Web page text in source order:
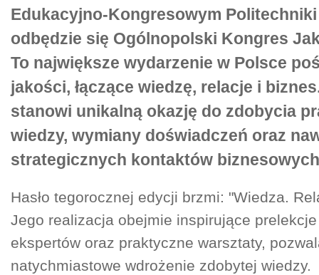
Edukacyjno-Kongresowym
odbędzie się Ogólnopolski Kongres
To największe wydarzenie w Polsce
jakości, łączące wiedzę, relacje i
stanowi unikalną okazję do zdobycia
wiedzy, wymiany doświadczeń oraz
strategicznych kontaktów
Hasło tegorocznej edycji brzmi: "Wiedza.
Jego realizacja obejmie inspirujące
ekspertów oraz praktyczne warsztaty,
natychmiastowe wdrożenie zdobytej wiedzy.